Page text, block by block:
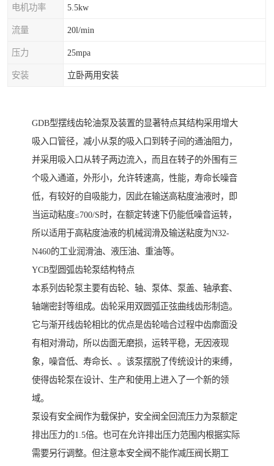
电机功率 5.5kw
流量 20l/min
压力 25mpa
安装 立卧两用安装
GDB型摆线齿轮油泵及装置的显著特点其结构采用增大
吸入口管径，减小从泵的吸入口到转子间的通油阻力，
并采用吸入口从转子两边流入，而且在转子的外围有三
个吸入通道，外形小，允许转速高，性能，寿命长噪音
低，有较好的自吸能力，因此在输送高粘度油液时，即
当运动粘度≤700/S时，在额定转速下仍能低噪音运转，
所以适用于高粘度油液的机械润滑及输送粘度为N32-
N460的工业润滑油、液压油、重油等。
YCB型圆弧齿轮泵结构特点
本系列齿轮泵主要有齿轮、轴、泵体、泵盖、轴承套、
轴端密封等组成。齿轮采用双圆弧正弦曲线齿形制造。
它与渐开线齿轮相比的优点是齿轮啮合过程中齿廓面没
有相对滑动，所以齿面无磨损，运转平稳，无因液现
象，噪音低、寿命长、。该泵摆脱了传统设计的束缚，
使得齿轮泵在设计、生产和使用上进入了一个新的领
域。
泵设有安全阀作为载保护，安全阀全回流压力为泵额定
排出压力的1.5倍。也可在允许排出压力范围内根据实际
需要另行调整。但注意本安全阀不能作减压阀长期工